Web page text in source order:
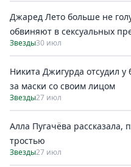
Джаред Лето больше не
обвиняют в сексуальных
Звезды30 июл
Никита Джигурда отсудил
за маски со своим лицом
Звезды27 июл
Алла Пугачёва рассказала,
тростью
Звезды27 июл